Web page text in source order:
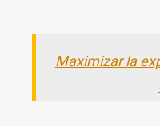
Maximizar la